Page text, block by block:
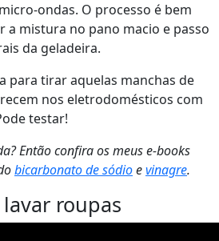
ondas. O processo é bem
a mistura no pano macio e passo
da geladeira.
para tirar aquelas manchas de
nos eletrodomésticos com
testar!
Então confira os meus e-books
bicarbonato de sódioevinagre.
roupas